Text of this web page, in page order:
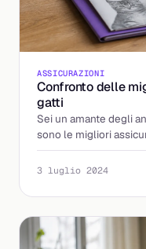
ASSICURAZIONI
Confronto delle
gatti
Sei un amante degli
sono le migliori
amico a quattro
3 luglio 2024